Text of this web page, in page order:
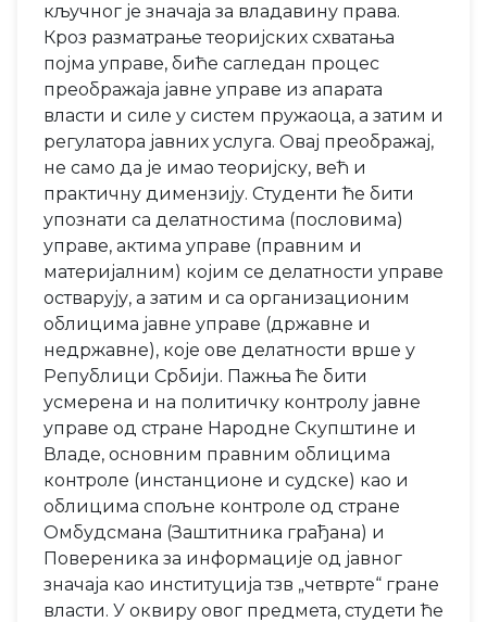
кључног је значаја за владавину права.
Кроз разматрање теоријских схватања
појма управе, биће сагледан процес
преображаја јавне управе из апарата
власти и силе у систем пружаоца, а затим и
регулатора јавних услуга. Овај преображај,
не само да је имао теоријску, већ и
практичну димензију. Студенти ће бити
упознати са делатностима (пословима)
управе, актима управе (правним и
материјалним) којим се делатности управе
остварују, а затим и са организационим
облицима јавне управе (државне и
недржавне), које ове делатности врше у
Републици Србији. Пажња ће бити
усмерена и на политичку контролу јавне
управе од стране Народне Скупштине и
Владе, основним правним облицима
контроле (инстанционе и судске) као и
облицима спољне контроле од стране
Омбудсмана (Заштитника грађана) и
Повереника за информације од јавног
значаја као институција тзв „четврте“ гране
власти. У оквиру овог предмета, студети ће